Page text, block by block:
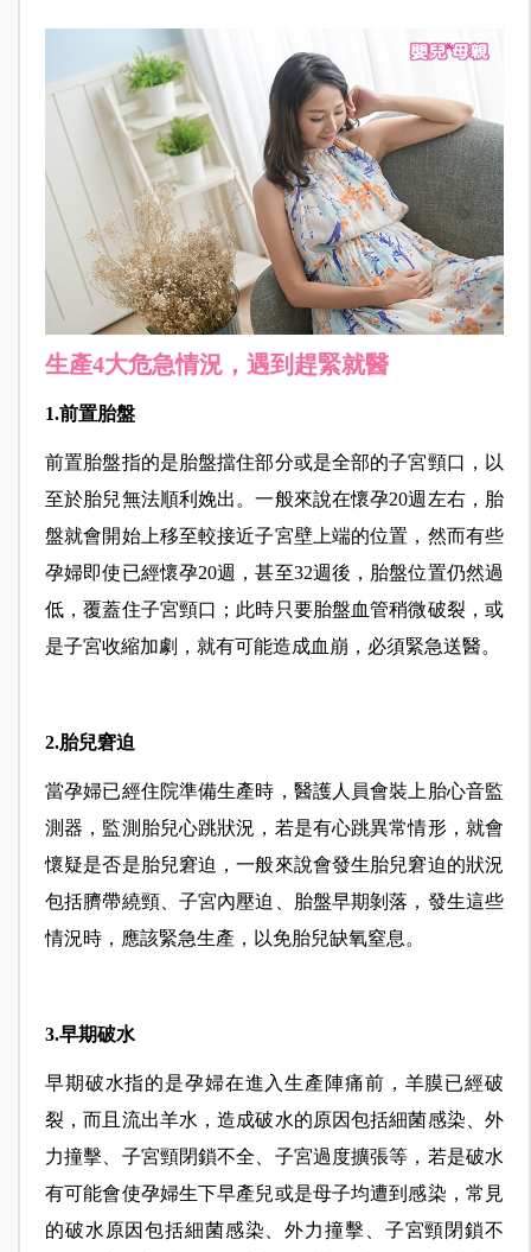
生產4大危急情況，遇到趕緊就醫
1.前置胎盤
前置胎盤指的是胎盤擋住部分或是全部的子宮頸口，以
至於胎兒無法順利娩出。一般來說在懷孕20週左右，胎
盤就會開始上移至較接近子宮壁上端的位置，然而有些
孕婦即使已經懷孕20週，甚至32週後，胎盤位置仍然過
低，覆蓋住子宮頸口；此時只要胎盤血管稍微破裂，或
是子宮收縮加劇，就有可能造成血崩，必須緊急送醫。
2.胎兒窘迫
當孕婦已經住院準備生產時，醫護人員會裝上胎心音監
測器，監測胎兒心跳狀況，若是有心跳異常情形，就會
懷疑是否是胎兒窘迫，一般來說會發生胎兒窘迫的狀況
包括臍帶繞頸、子宮內壓迫、胎盤早期剝落，發生這些
情況時，應該緊急生產，以免胎兒缺氧窒息。
3.早期破水
早期破水指的是孕婦在進入生產陣痛前，羊膜已經破
裂，而且流出羊水，造成破水的原因包括細菌感染、外
力撞擊、子宮頸閉鎖不全、子宮過度擴張等，若是破水
有可能會使孕婦生下早產兒或是母子均遭到感染，常見
的破水原因包括細菌感染、外力撞擊、子宮頸閉鎖不